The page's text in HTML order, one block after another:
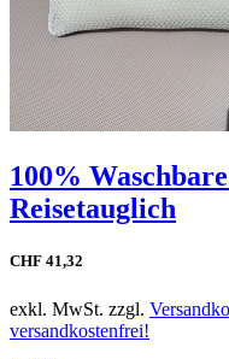
100%
Reisetauglich
CHF 41,32
exkl. MwSt. zzgl.
versandkostenfrei!